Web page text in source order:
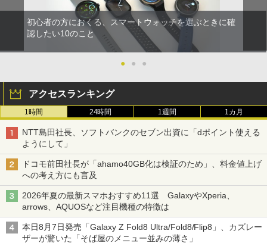
初心者の方におくる、スマートウォッチを選ぶときに確
認したい10のこと
● ● ●
アクセスランキング
1時間 24時間 1週間 1カ月
NTT島田社長、ソフトバンクのセブン出資に「dポイント使える
ようにして」
ドコモ前田社長が「ahamo40GB化は検証のため」、料金値上げ
への考え方にも言及
2026年夏の最新スマホおすすめ11選 GalaxyやXperia、
arrows、AQUOSなど注目機種の特徴は
本日8月7日発売「Galaxy Z Fold8 Ultra/Fold8/Flip8」、カズレー
ザーが驚いた「そば屋のメニュー並みの薄さ」